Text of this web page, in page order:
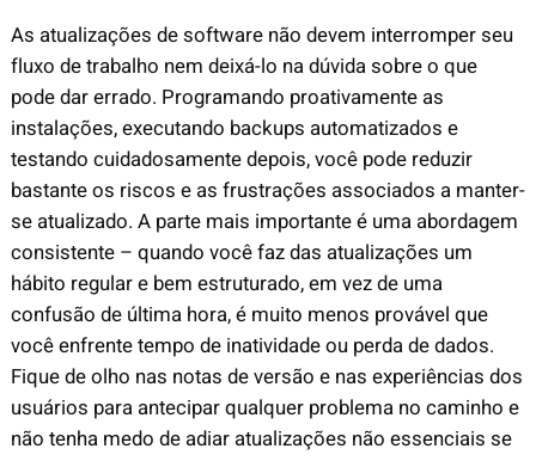
As atualizações de software não devem interromper seu
fluxo de trabalho nem deixá-lo na dúvida sobre o que
pode dar errado. Programando proativamente as
instalações, executando backups automatizados e
testando cuidadosamente depois, você pode reduzir
bastante os riscos e as frustrações associados a manter-
se atualizado. A parte mais importante é uma abordagem
consistente – quando você faz das atualizações um
hábito regular e bem estruturado, em vez de uma
confusão de última hora, é muito menos provável que
você enfrente tempo de inatividade ou perda de dados.
Fique de olho nas notas de versão e nas experiências dos
usuários para antecipar qualquer problema no caminho e
não tenha medo de adiar atualizações não essenciais se